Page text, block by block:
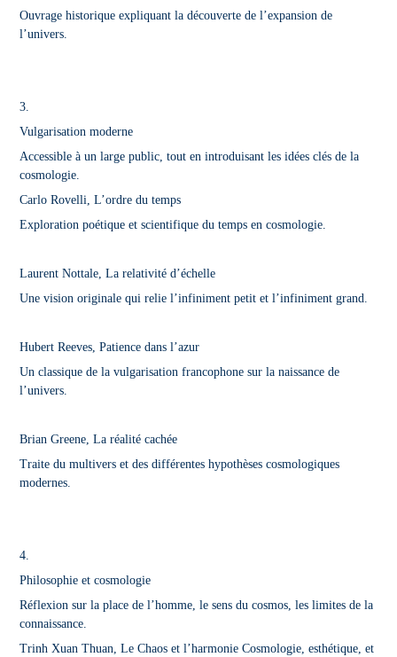
Ouvrage historique expliquant la découverte de l’expansion de
l’univers.
3.
Vulgarisation moderne
Accessible à un large public, tout en introduisant les idées clés de la
cosmologie.
Carlo Rovelli, L’ordre du temps
Exploration poétique et scientifique du temps en cosmologie.
Laurent Nottale, La relativité d’échelle
Une vision originale qui relie l’infiniment petit et l’infiniment grand.
Hubert Reeves, Patience dans l’azur
Un classique de la vulgarisation francophone sur la naissance de
l’univers.
Brian Greene, La réalité cachée
Traite du multivers et des différentes hypothèses cosmologiques
modernes.
4.
Philosophie et cosmologie
Réflexion sur la place de l’homme, le sens du cosmos, les limites de la
connaissance.
Trinh Xuan Thuan, Le Chaos et l’harmonie Cosmologie, esthétique, et